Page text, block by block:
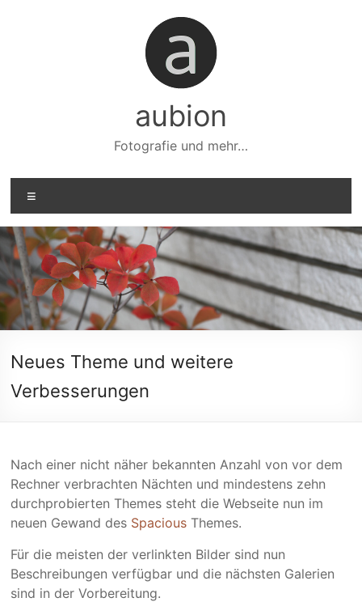
aubion
Fotografie und mehr…
Neues Theme und weitere
Verbesserungen
Nach einer nicht näher bekannten Anzahl von vor dem
Rechner verbrachten Nächten und mindestens zehn
durchprobierten Themes steht die Webseite nun im
neuen Gewand des Spacious Themes.
Für die meisten der verlinkten Bilder sind nun
Beschreibungen verfügbar und die nächsten Galerien
sind in der Vorbereitung.